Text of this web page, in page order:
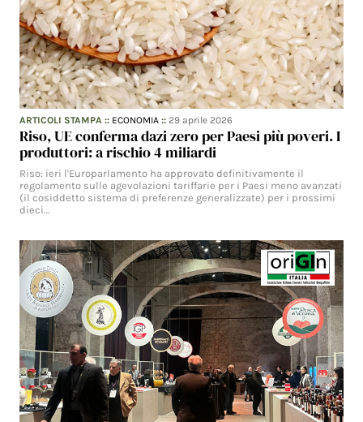
ARTICOLI STAMPA :: ECONOMIA ::29 aprile 2026
Riso, UE conferma dazi zero per Paesi più poveri. I
produttori: a rischio 4 miliardi
Riso: ieri l'Europarlamento ha approvato definitivamente il
regolamento sulle agevolazioni tariffarie per i Paesi meno avanzati
(il cosiddetto sistema di preferenze generalizzate) per i prossimi
dieci…